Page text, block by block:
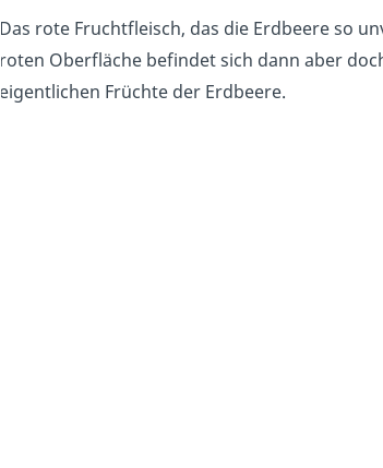
Das rote Fruchtfleisch, das die Erdbeere so
roten Oberfläche befindet sich dann aber
eigentlichen Früchte der Erdbeere.